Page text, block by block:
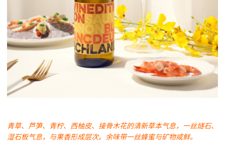
青草、芦笋、青柠、西柚皮、接骨木花的清新草本气息，一丝燧石、
湿石板气息，与果香形成层次。余味带一丝蜂蜜与矿物咸鲜。